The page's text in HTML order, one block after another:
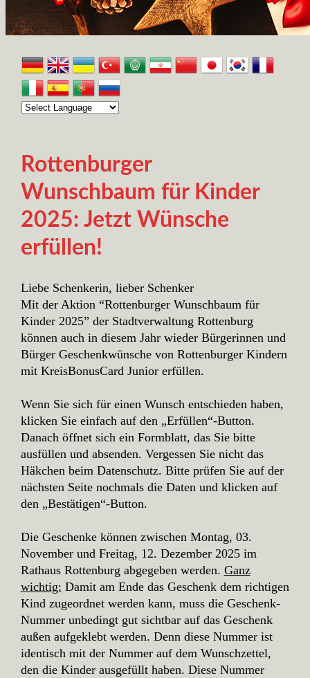
Rottenburger
Wunschbaum für Kinder
2025: Jetzt Wünsche
erfüllen!
Liebe Schenkerin, lieber Schenker
Mit der Aktion “Rottenburger Wunschbaum für
Kinder 2025” der Stadtverwaltung Rottenburg
können auch in diesem Jahr wieder Bürgerinnen und
Bürger Geschenkwünsche von Rottenburger Kindern
mit KreisBonusCard Junior erfüllen.
Wenn Sie sich für einen Wunsch entschieden haben,
klicken Sie einfach auf den „Erfüllen“-Button.
Danach öffnet sich ein Formblatt, das Sie bitte
ausfüllen und absenden. Vergessen Sie nicht das
Häkchen beim Datenschutz. Bitte prüfen Sie auf der
nächsten Seite nochmals die Daten und klicken auf
den „Bestätigen“-Button.
Die Geschenke können zwischen Montag, 03.
November und Freitag, 12. Dezember 2025 im
Rathaus Rottenburg abgegeben werden. Ganz
wichtig: Damit am Ende das Geschenk dem richtigen
Kind zugeordnet werden kann, muss die Geschenk-
Nummer unbedingt gut sichtbar auf das Geschenk
außen aufgeklebt werden. Denn diese Nummer ist
identisch mit der Nummer auf dem Wunschzettel,
den die Kinder ausgefüllt haben. Diese Nummer